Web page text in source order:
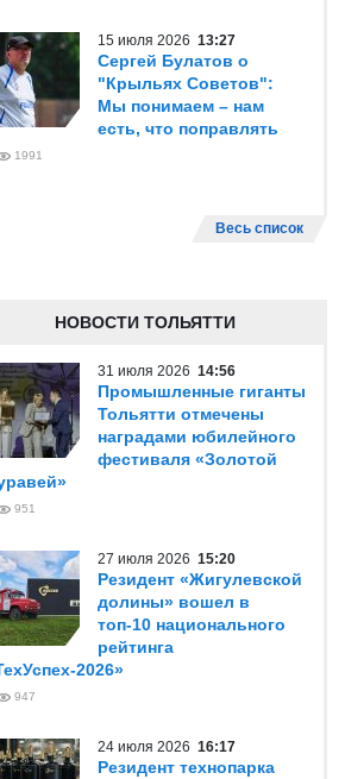
15 июля 2026 13:27
Сергей Булатов о
"Крыльях Советов":
Мы понимаем – нам
есть, что поправлять
1991
Весь список
НОВОСТИ ТОЛЬЯТТИ
31 июля 2026 14:56
Промышленные гиганты
Тольятти отмечены
наградами юбилейного
фестиваля «Золотой
951
27 июля 2026 15:20
Резидент «Жигулевской
долины» вошел в
топ-10 национального
рейтинга
2026»
947
24 июля 2026 16:17
Резидент технопарка